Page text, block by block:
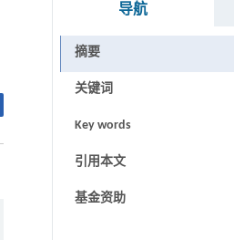
导航
摘要
关键词
Key words
引用本文
基金资助